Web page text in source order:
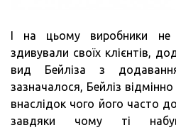
І на цьому виробники не
здивували своїх клієнтів,
вид Бейліза з
зазначалося, Бейліз
внаслідок чого його часто
завдяки чому ті